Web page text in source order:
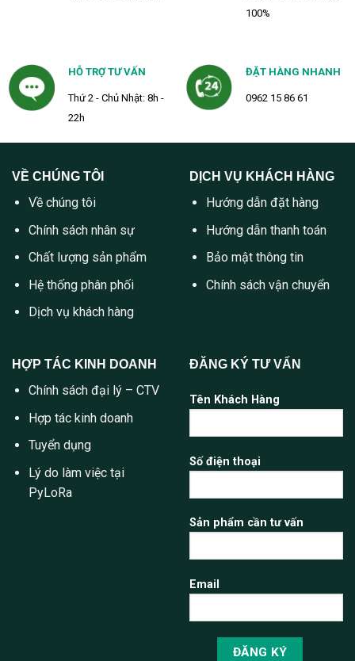
100%
HỖ TRỢ TƯ VẤN
Thứ 2 - Chủ Nhật: 8h -
22h
ĐẶT HÀNG NHANH
0962 15 86 61
VỀ CHÚNG TÔI
Về chúng tôi
Chính sách nhân sự
Chất lượng sản phẩm
Hệ thống phân phối
Dịch vụ khách hàng
DỊCH VỤ KHÁCH HÀNG
Hướng dẫn đặt hàng
Hướng dẫn thanh toán
Bảo mật thông tin
Chính sách vận chuyển
HỢP TÁC KINH DOANH
Chính sách đại lý – CTV
Hợp tác kinh doanh
Tuyển dụng
Lý do làm việc tại
PyLoRa
ĐĂNG KÝ TƯ VẤN
Tên Khách Hàng
Số điện thoại
Sản phẩm cần tư vấn
Email